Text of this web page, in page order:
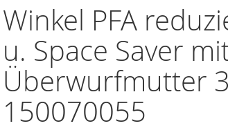
Winkel PFA
u. Space Saver
Überwurfmutter
150070055